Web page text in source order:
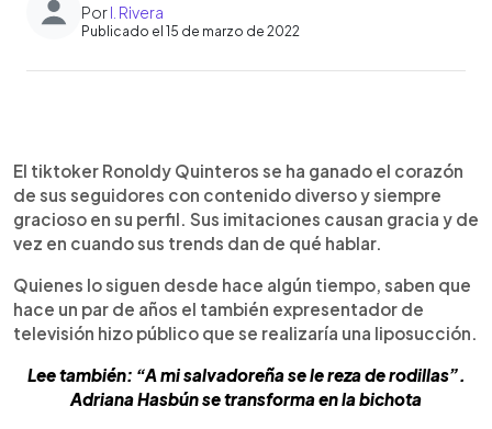
PorI. Rivera
Publicado el 15 de marzo de 2022
► Escuchar artículo
El tiktoker Ronoldy Quinteros se ha ganado el corazón
de sus seguidores con contenido diverso y siempre
gracioso en su perfil. Sus imitaciones causan gracia y de
vez en cuando sus trends dan de qué hablar.
Quienes lo siguen desde hace algún tiempo, saben que
hace un par de años el también expresentador de
televisión hizo público que se realizaría una liposucción.
Lee también: “A mi salvadoreña se le reza de rodillas”.
Adriana Hasbún se transforma en la bichota